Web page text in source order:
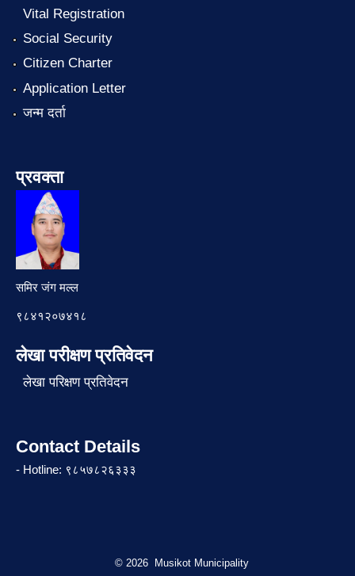
Vital Registration
Social Security
Citizen Charter
Application Letter
जन्म दर्ता
प्रवक्ता
समिर जंग मल्ल
९८४१२०७४१८
लेखा परीक्षण प्रतिवेदन
लेखा परिक्षण प्रतिवेदन
Contact Details
- Hotline: ९८५७८२६३३३
© 2026 Musikot Municipality